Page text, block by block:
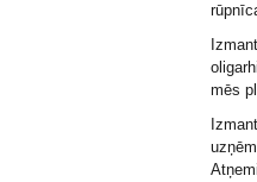
mēs